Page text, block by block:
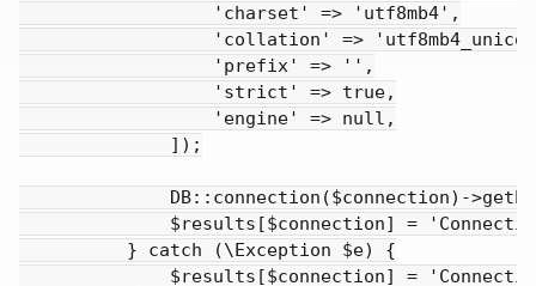
                  'charset' => 'utf8mb4',
'collation' =>
                  'prefix' => '',
                  'strict' => true,
                  'engine' => null,
              ]);
DB::connection($connection)-
$results[$connection] =
          } catch (\Exception $e) {
$results[$connection] =